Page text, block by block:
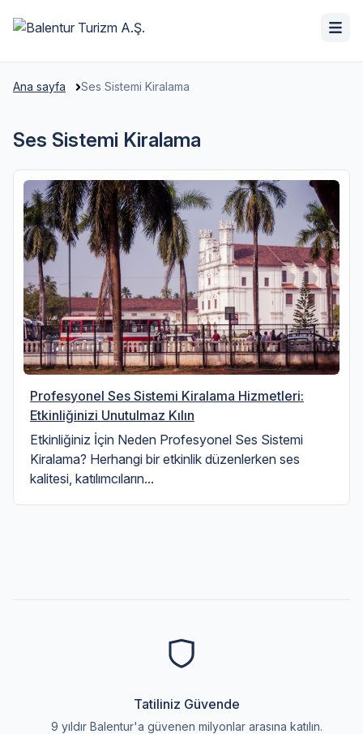
Ana sayfa Ses Sistemi Kiralama
Ses Sistemi Kiralama
Profesyonel Ses Sistemi Kiralama Hizmetleri:
Etkinliğinizi Unutulmaz Kılın
Etkinliğiniz İçin Neden Profesyonel Ses Sistemi
Kiralama? Herhangi bir etkinlik düzenlerken ses
kalitesi, katılımcıların...
Tatiliniz Güvende
9 yıldır Balentur'a güvenen milyonlar arasına katılın.